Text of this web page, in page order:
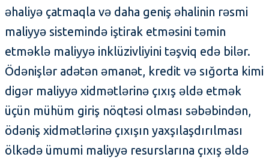
əhaliyə çatmaqla və daha geniş əhalinin rəsmi
maliyyə sistemində iştirak etməsini təmin
etməklə maliyyə inklüzivliyini təşviq edə bilər.
Ödənişlər adətən əmanət, kredit və sığorta kimi
digər maliyyə xidmətlərinə çıxış əldə etmək
üçün mühüm giriş nöqtəsi olması səbəbindən,
ödəniş xidmətlərinə çıxışın yaxşılaşdırılması
ölkədə ümumi maliyyə resurslarına çıxış əldə